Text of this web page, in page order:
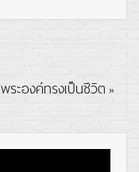
พระองค์ทรงเป็นชีวิต »